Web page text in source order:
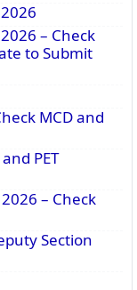
– Check
to Submit
MCD and
PET
– Check
Section